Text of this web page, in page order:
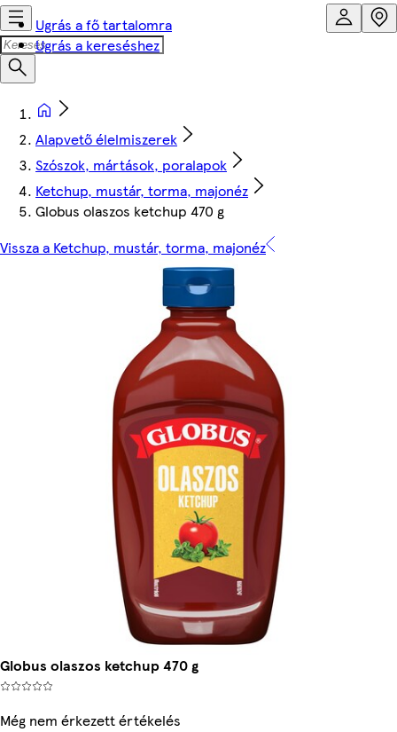
Ugrás a fő tartalomra
Ugrás a kereséshez
Alapvető élelmiszerek
Szószok, mártások, poralapok
Ketchup, mustár, torma, majonéz
Globus olaszos ketchup 470 g
Vissza a Ketchup, mustár, torma, majonéz
Globus olaszos ketchup 470 g
Még nem érkezett értékelés